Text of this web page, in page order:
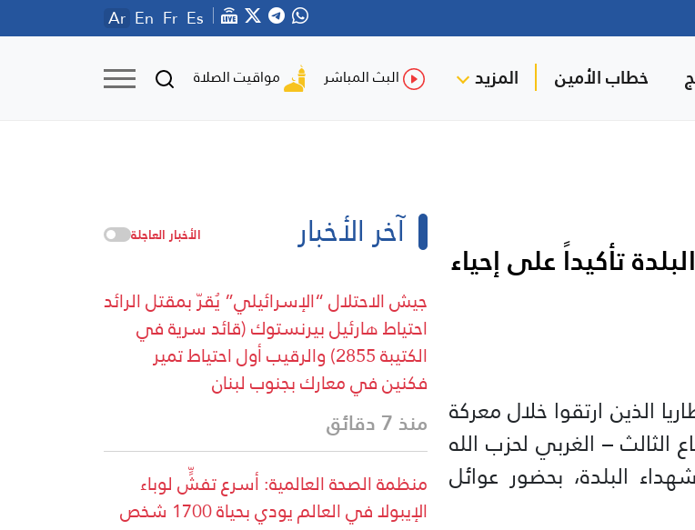
Ar En Fr Es
خطاب الأمين المزيد البث المباشر مواقيت الصلاة
تأكيداً على إحياء
الذين ارتقوا خلال معركة
– الغربي لحزب الله
البلدة، بحضور عوائل
آخر الأخبار الأخبار العاجلة
جيش الاحتلال “الإسرائيلي” يُقرّ بمقتل الرائد
احتياط هارئيل بيرنستوك (قائد سرية في
الكتيبة 2855) والرقيب أول احتياط تمير
فكنين في معارك بجنوب لبنان
منذ 7 دقائق
منظمة الصحة العالمية: أسرع تفشٍّ لوباء
الإيبولا في العالم يودي بحياة 1700 شخص